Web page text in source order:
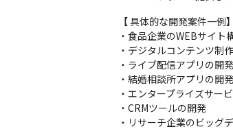
【 具体的な開発案件一例】
・食品企業のWEBサイト
・デジタルコンテンツ制
・ライブ配信アプリの開発
・結婚相談所アプリの開発
・エンタープライズサー
・CRMツールの開発
・リサーチ企業のビッグ